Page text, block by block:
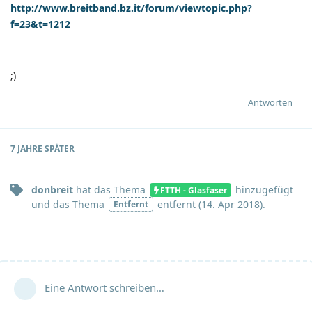
http://www.breitband.bz.it/forum/viewtopic.php?
f=23&t=1212
;)
Antworten
7 JAHRE SPÄTER
donbreit hat das Thema FTTH - Glasfaser
hinzugefügt
und das Thema Entfernt entfernt (14. Apr 2018).
Eine Antwort schreiben…